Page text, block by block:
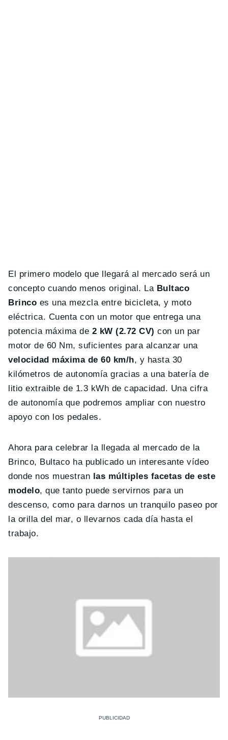
El primero modelo que llegará al mercado será un
concepto cuando menos original. LaBultaco
Brinco es una mezcla entre bicicleta, y moto
eléctrica. Cuenta con un motor que entrega una
potencia máxima de 2 kW (2.72 CV) con un par
motor de 60 Nm, suficientes para alcanzar una
velocidad máxima de 60 km/h, y hasta 30
kilómetros de autonomía gracias a una batería de
litio extraible de 1.3 kWh de capacidad. Una cifra
de autonomía que podremos ampliar con nuestro
apoyo con los pedales.
Ahora para celebrar la llegada al mercado de la
Brinco, Bultaco ha publicado un interesante vídeo
donde nos muestran las múltiples facetas de este
modelo, que tanto puede servirnos para un
descenso, como para darnos un tranquilo paseo por
la orilla del mar, o llevarnos cada día hasta el
trabajo.